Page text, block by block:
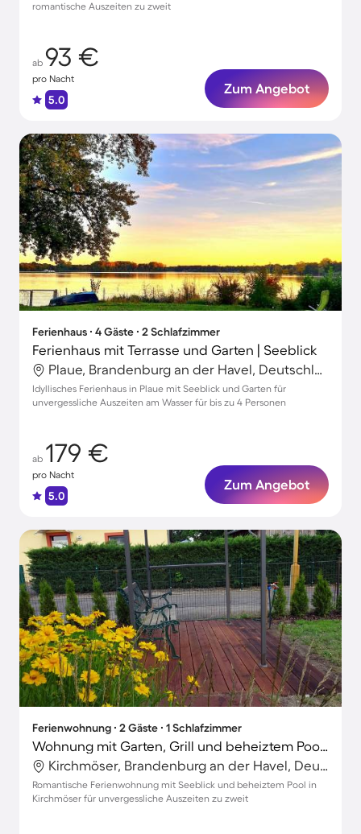
romantische Auszeiten zu zweit
ab 93 €
pro Nacht
5.0
Zum Angebot
Ferienhaus ∙ 4 Gäste ∙ 2 Schlafzimmer
Ferienhaus mit Terrasse und Garten | Seeblick
Plaue, Brandenburg an der Havel, Deutschland
Idyllisches Ferienhaus in Plaue mit Seeblick und Garten für
unvergessliche Auszeiten am Wasser für bis zu 4 Personen
ab 179 €
pro Nacht
5.0
Zum Angebot
Ferienwohnung ∙ 2 Gäste ∙ 1 Schlafzimmer
Wohnung mit Garten, Grill und beheiztem Pool | Seeblick
Kirchmöser, Brandenburg an der Havel, Deutschland
Romantische Ferienwohnung mit Seeblick und beheiztem Pool in
Kirchmöser für unvergessliche Auszeiten zu zweit